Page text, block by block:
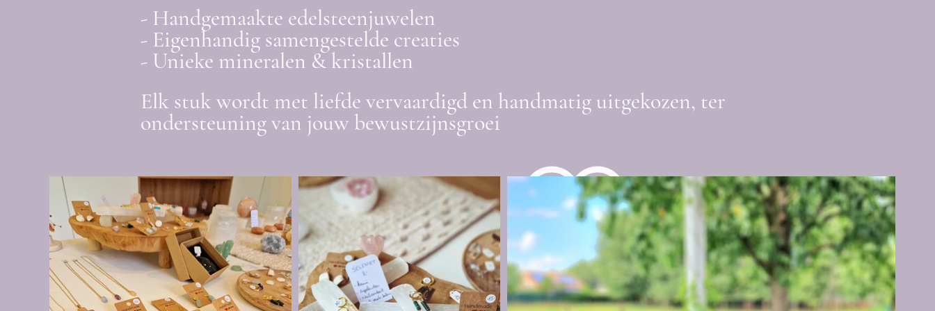
- Handgemaakte edelsteenjuwelen
- Eigenhandig samengestelde creaties
- Unieke mineralen & kristallen
Elk stuk wordt met liefde vervaardigd en handmatig uitgekozen, ter
ondersteuning van jouw bewustzijnsgroei